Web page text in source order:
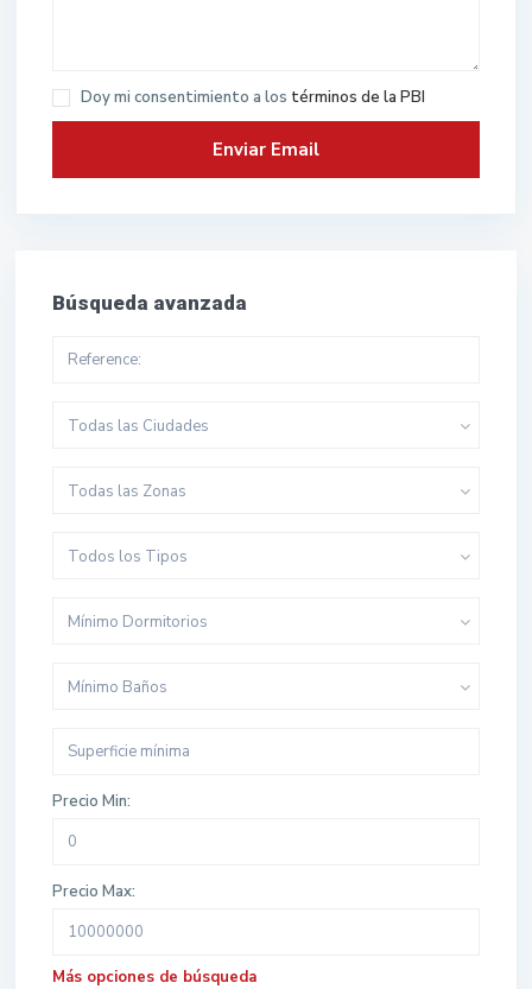
Doy mi consentimiento a los términos de la PBI
Búsqueda avanzada
Todas las Ciudades
Todas las Zonas
Todos los Tipos
Mínimo Dormitorios
Mínimo Baños
Precio Min:
Precio Max:
Más opciones de búsqueda